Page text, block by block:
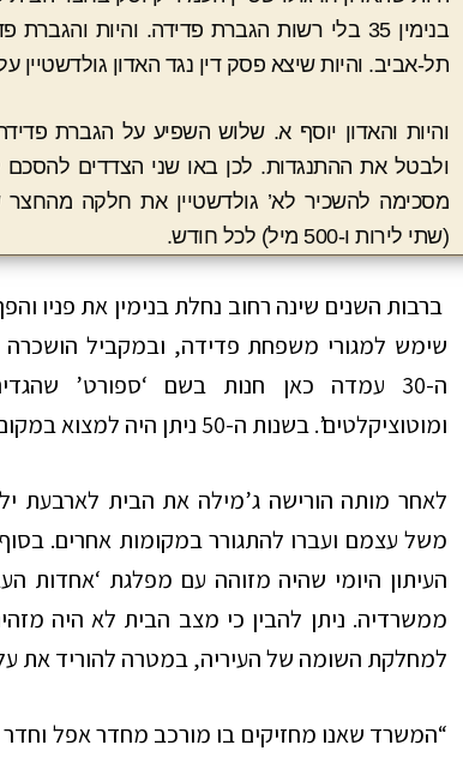
בנימין 35 בלי רשות הגברת פדידה. והיות
תל-אביב. והיות שיצא פסק דין נגד האדון גולדשטיין
והיות והאדון יוסף א. שלוש השפיע על הגברת
ולבטל את ההתנגדות. לכן באו שני הצדדים
(שתי לירות ו-500 מיל) לכל חודש.
ברבות השנים שינה רחוב נחלת בנימין את פניו
שימש למגורי משפחת פדידה, ובמקביל
ה-30 עמדה כאן חנות בשם ‘ספורט’
ומוטוציקלטים’. בשנות ה-50 ניתן היה למצוא במקום את חנות הנעלים ‘אלגנט’.
לאחר מותה הורישה ג’מילה את הבית לארבעת
העיתון היומי שהיה מזוהה עם מפלגת ‘אחדות
ממשרדיה. ניתן להבין כי מצב הבית לא היה
למחלקת השומה של העיריה, במטרה להוריד את
“המשרד שאנו מחזיקים בו מורכב מחדר אפל וחדר